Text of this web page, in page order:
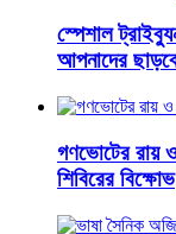
স্পেশাল
আপনাদের
গণভোটের রায়
শিবিরের বিক্ষোভ